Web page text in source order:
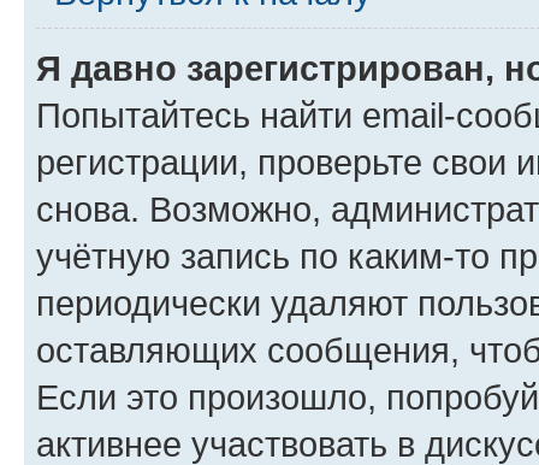
Я давно зарегистрирован,
Попытайтесь найти email-
регистрации, проверьте свои
снова. Возможно,
учётную запись по каким-то
периодически удаляют
оставляющих сообщения,
Если это произошло,
активнее участвовать в